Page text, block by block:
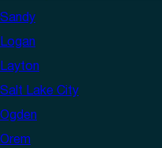
Sandy
Logan
Layton
Salt Lake City
Ogden
Orem